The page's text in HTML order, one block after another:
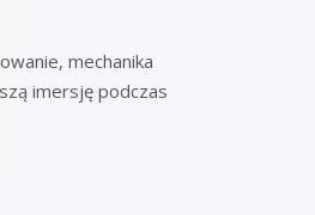
mechanika
imersję podczas